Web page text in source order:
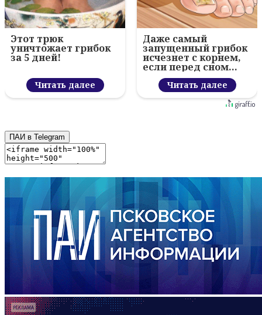
Этот трюк
уничтожает грибок
за 5 дней!
Читать далее
Даже самый
запущенный грибок
исчезнет с корнем,
если перед сном…
Читать далее
ПАИ в Telegram